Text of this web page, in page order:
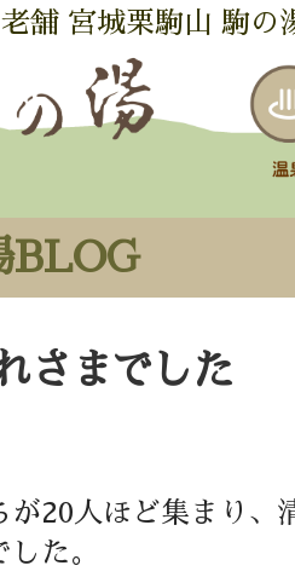
舗 宮城栗駒山 駒の
BLOG
さまでした
が20人ほど集まり、
た。